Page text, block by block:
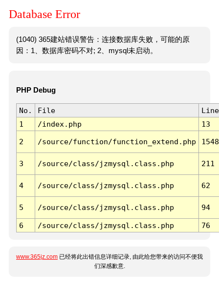
Database Error
(1040) 365建站错误警告：连接数据库失败，可能的原
因：1、数据库密码不对; 2、mysql未启动。
PHP Debug
No. File
Line
1
/index.php 13
2 /source/function/function_extend.php 1548
3 /source/class/jzmysql.class.php 211
4 /source/class/jzmysql.class.php 62
5 /source/class/jzmysql.class.php 94
6 /source/class/jzmysql.class.php 76
www.365jz.com 已经将此出错信息详细记录, 由此给您带来的访问不便我
们深感歉意.